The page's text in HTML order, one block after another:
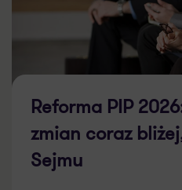
Reforma PIP
zmian coraz
Sejmu